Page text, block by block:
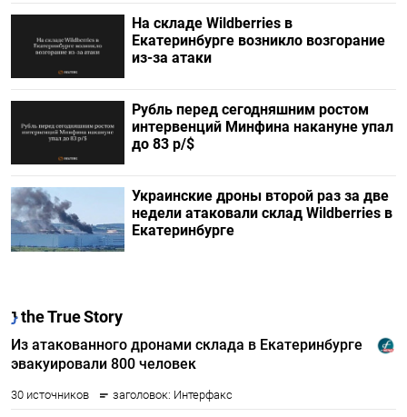
На складе Wildberries в
Екатеринбурге возникло возгорание
из-за атаки
Рубль перед сегодняшним ростом
интервенций Минфина накануне упал
до 83 р/$
Украинские дроны второй раз за две
недели атаковали склад Wildberries в
Екатеринбурге